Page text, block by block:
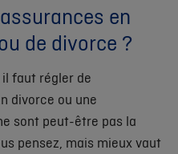
en
de divorce ?
il faut régler de
divorce ou une
sont peut-être pas la
pensez, mais mieux vaut